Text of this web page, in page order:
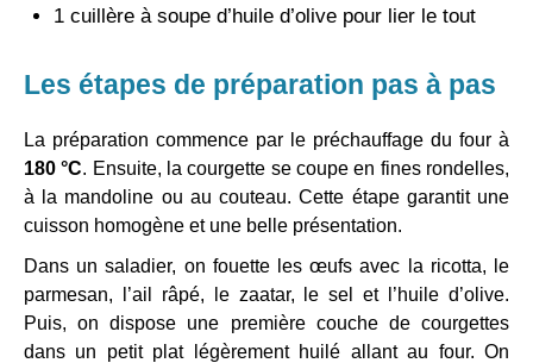
1 cuillère à soupe d’huile d’olive pour lier le tout
Les étapes de préparation pas à pas
La préparation commence par le préchauffage du four à
180 °C. Ensuite, la courgette se coupe en fines rondelles,
à la mandoline ou au couteau. Cette étape garantit une
cuisson homogène et une belle présentation.
Dans un saladier, on fouette les œufs avec la ricotta, le
parmesan, l’ail râpé, le zaatar, le sel et l’huile d’olive.
Puis, on dispose une première couche de courgettes
dans un petit plat légèrement huilé allant au four. On